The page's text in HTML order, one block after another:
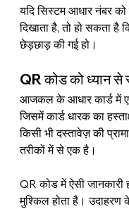
यदि सिस्टम आधार नंबर को
दिखाता है, तो हो सकता
छेड़छाड़ की गई हो।
QR कोड को ध्यान
आजकल के आधार कार्ड में
जिसमें कार्ड धारक का
किसी भी दस्तावेज़ की
तरीकों में से एक है।
QR कोड में ऐसी जानकारी
मुश्किल होता है। उदाहरण